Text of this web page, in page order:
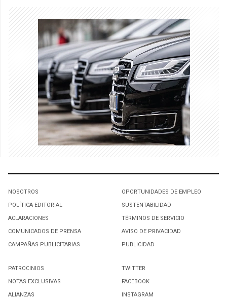
NOSOTROS
POLÍTICA EDITORIAL
ACLARACIONES
COMUNICADOS DE PRENSA
CAMPAÑAS PUBLICITARIAS
OPORTUNIDADES DE EMPLEO
SUSTENTABILIDAD
TÉRMINOS DE SERVICIO
AVISO DE PRIVACIDAD
PUBLICIDAD
PATROCINIOS
NOTAS EXCLUSIVAS
ALIANZAS
TWITTER
FACEBOOK
INSTAGRAM